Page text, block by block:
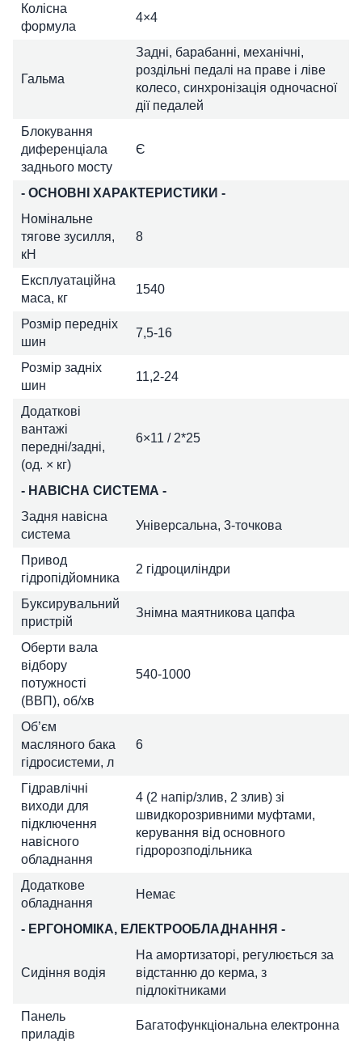
Колісна
формула
4×4
Гальма
Задні, барабанні, механічні,
роздільні педалі на праве і ліве
колесо, синхронізація одночасної
дії педалей
Блокування
диференціала
заднього мосту
Є
- ОСНОВНІ ХАРАКТЕРИСТИКИ -
Номінальне
тягове зусилля,
кН
8
Експлуатаційна
маса, кг
1540
Розмір передніх
шин
7,5-16
Розмір задніх
шин
11,2-24
Додаткові
вантажі
передні/задні,
(од. × кг)
6×11 / 2*25
- НАВІСНА СИСТЕМА -
Задня навісна
система
Універсальна, 3-точкова
Привод
гідропідйомника
2 гідроциліндри
Буксирувальний
пристрій
Знімна маятникова цапфа
Оберти вала
відбору
потужності
(ВВП), об/хв
540-1000
Об’єм
масляного бака
гідросистеми, л
6
Гідравлічні
виходи для
підключення
навісного
обладнання
4 (2 напір/злив, 2 злив) зі
швидкорозривними муфтами,
керування від основного
гідророзподільника
Додаткове
обладнання
Немає
- ЕРГОНОМІКА, ЕЛЕКТРООБЛАДНАННЯ -
Сидіння водія
На амортизаторі, регулюється за
відстанню до керма, з
підлокітниками
Панель
приладів
Багатофункціональна електронна